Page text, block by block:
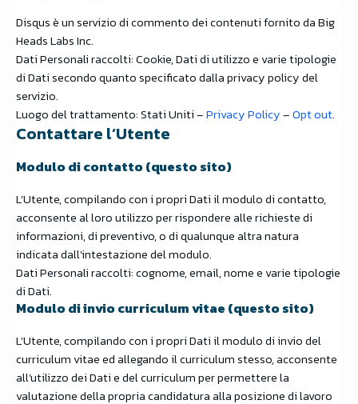
Disqus è un servizio di commento dei contenuti fornito da Big
Heads Labs Inc.
Dati Personali raccolti: Cookie, Dati di utilizzo e varie tipologie
di Dati secondo quanto specificato dalla privacy policy del
servizio.
Luogo del trattamento: Stati Uniti –Privacy Policy–Opt out.
Contattare l’Utente
Modulo di contatto (questo sito)
L’Utente, compilando con i propri Dati il modulo di contatto,
acconsente al loro utilizzo per rispondere alle richieste di
informazioni, di preventivo, o di qualunque altra natura
indicata dall’intestazione del modulo.
Dati Personali raccolti: cognome, email, nome e varie tipologie
di Dati.
Modulo di invio curriculum vitae (questo sito)
L’Utente, compilando con i propri Dati il modulo di invio del
curriculum vitae ed allegando il curriculum stesso, acconsente
all’utilizzo dei Dati e del curriculum per permettere la
valutazione della propria candidatura alla posizione di lavoro